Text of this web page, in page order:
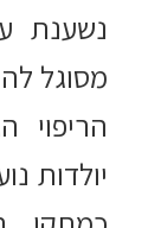
נשענת
מסוגל
הריפוי
יולדות